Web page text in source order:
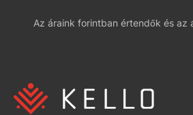
Az áraink forintban értendők és az